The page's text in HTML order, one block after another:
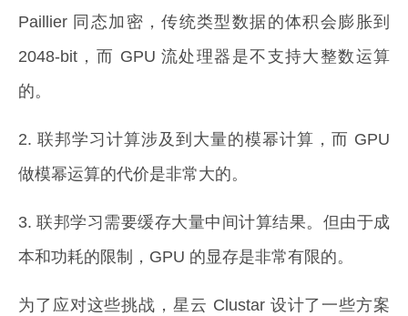
Paillier 同态加密，传统类型数据的体积会膨胀到
2048-bit，而 GPU 流处理器是不支持大整数运算
的。
2. 联邦学习计算涉及到大量的模幂计算，而 GPU
做模幂运算的代价是非常大的。
3. 联邦学习需要缓存大量中间计算结果。但由于成
本和功耗的限制，GPU 的显存是非常有限的。
为了应对这些挑战，星云 Clustar 设计了一些方案